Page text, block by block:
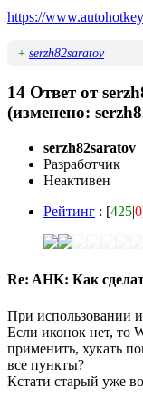
https://
+ serzh82saratov
14 Ответ от
(изменено:
serzh82saratov
Разработчик
Неактивен
Рейтинг : [425|0
Re: AHK: Как
При использовании
Если иконок нет, то
применить, хукать
все пункты?
Кстати старый уже